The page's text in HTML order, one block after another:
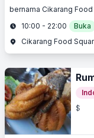
bernama Cikarang
10:00 - 22:00
Buka
$